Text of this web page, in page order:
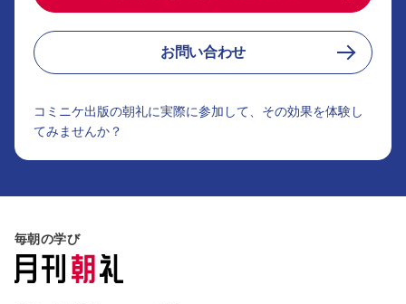
お問い合わせ
コミニケ出版の朝礼に実際に参加して、その効果を体験し
てみませんか？
毎朝の学び